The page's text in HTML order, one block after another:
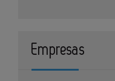
Empresas